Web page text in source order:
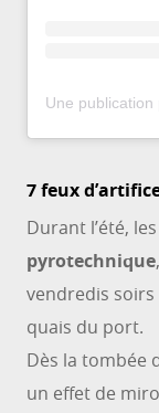
7 feux
Durant l’été,
pyrotechnique
vendredis soirs
quais du port.
Dès la tombée
un effet de